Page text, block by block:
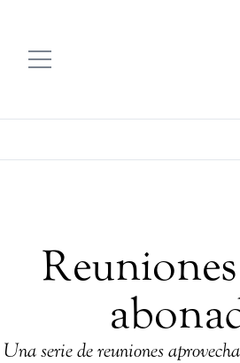
Una serie de reuniones